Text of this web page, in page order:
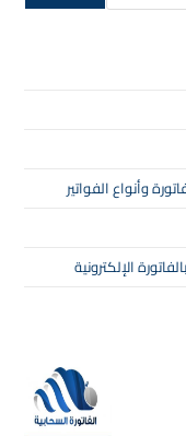
وأنواع الفواتير